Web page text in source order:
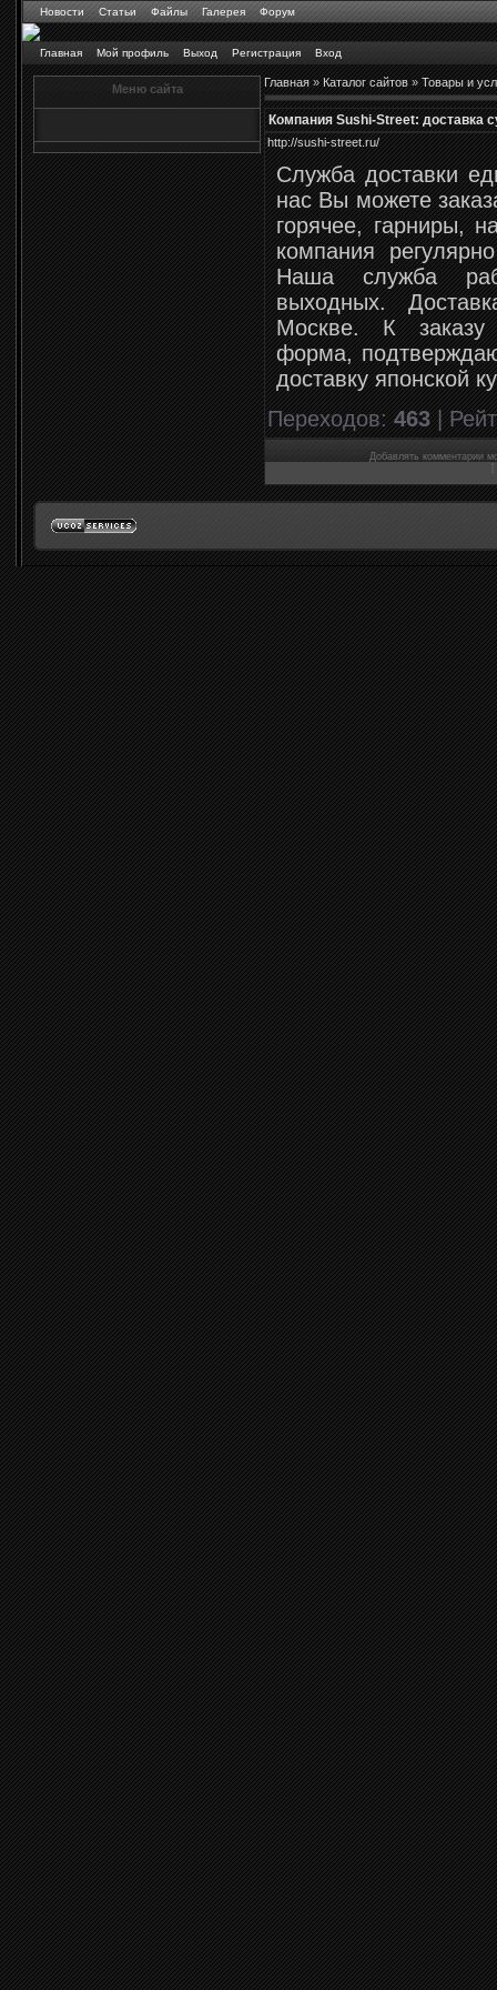
Новости Статьи Файлы Галерея Форум
Главная Мой профиль Выход Регистрация Вход
Меню сайта Главная»Каталог сайтов»Товары и
Компания Sushi-Street: доставка
http://sushi-street.ru/
Служба доставки
нас Вы можете
горячее, гарниры,
компания
Наша служба
выходных.
Москве. К заказу
форма,
доставку японской
Переходов:463|
Добавлять комментарии